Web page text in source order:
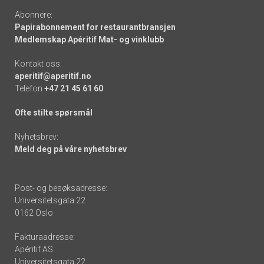
Abonnere:
Papirabonnement for restaurantbransjen
Medlemskap Apéritif Mat- og vinklubb
Kontakt oss:
aperitif@aperitif.no
Telefon +47 21 45 61 60
Ofte stilte spørsmål
Nyhetsbrev:
Meld deg på våre nyhetsbrev
Post- og besøksadresse:
Universitetsgata 22
0162 Oslo
Fakturaadresse:
Apéritif AS
Universitetsgata 22